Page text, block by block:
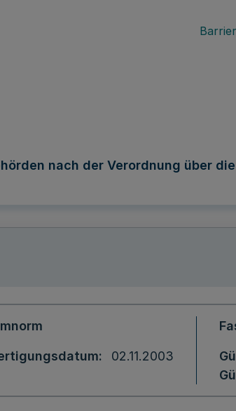
nach der Verordnung über
02.11.2003